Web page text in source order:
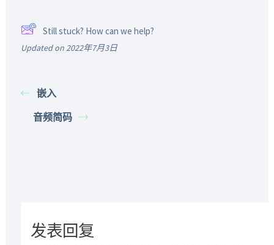
Still stuck? How can we help?
Updated on 2022年7月3日
嵌入
音频简码
发表回复